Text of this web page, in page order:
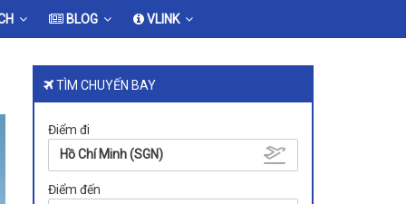
BLOG VLINK
TÌM CHUYẾN BAY
Điểm đi
Hồ Chí Minh (SGN)
Điểm đến